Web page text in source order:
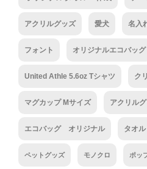
アクリルグッズ 愛犬 名入
フォント オリジナルエコバッグ
United Athle 5.6oz Tシャツ ク
マグカップ Mサイズ アクリル
エコバッグ オリジナル タオル
ペットグッズ モノクロ ポッ